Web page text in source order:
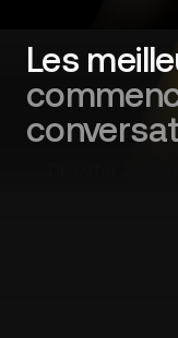
site
web
et
choisir
la
Les
Discuter avec